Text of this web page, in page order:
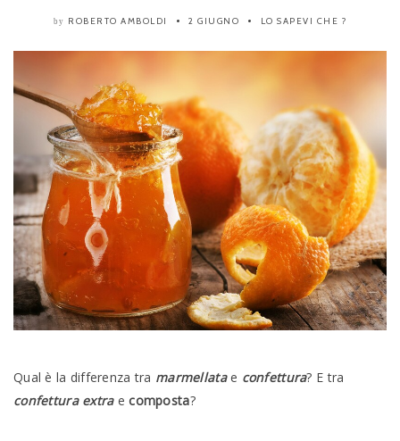
by ROBERTO AMBOLDI 2 GIUGNO LO SAPEVI CHE ?
Qual è la differenza tra marmellatae confettura? E tra
confettura extraecomposta?